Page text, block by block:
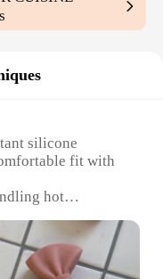
silicone
fit with
hot
non-slip, and
Available in